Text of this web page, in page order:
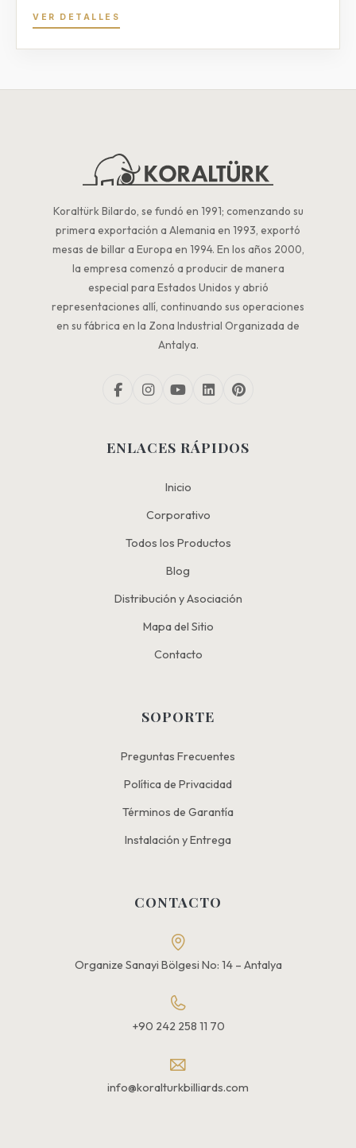
VER DETALLES
Koraltürk Bilardo, se fundó en 1991; comenzando su
primera exportación a Alemania en 1993, exportó
mesas de billar a Europa en 1994. En los años 2000,
la empresa comenzó a producir de manera
especial para Estados Unidos y abrió
representaciones allí, continuando sus operaciones
en su fábrica en la Zona Industrial Organizada de
Antalya.
ENLACES RÁPIDOS
Inicio
Corporativo
Todos los Productos
Blog
Distribución y Asociación
Mapa del Sitio
Contacto
SOPORTE
Preguntas Frecuentes
Política de Privacidad
Términos de Garantía
Instalación y Entrega
CONTACTO
Organize Sanayi Bölgesi No: 14 – Antalya
+90 242 258 11 70
info@koralturkbilliards.com